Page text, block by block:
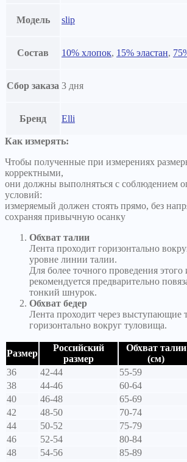
Модель slip
Состав 10% хлопок, 15% эластан,
Сбор заказа 3 дня
Бренд Elli
Как измерять:
Чтобы полученные при измерениях
корректными,
они должны выполняться с соблюдением
условий:
измеряемый должен стоять прямо, без
сохраняя привычную осанку
Обхват талии
Лента проходит горизонтально
уровне линии талии.
Для более точного проведения этого
рекомендуется предварительно
тонкий шнурок.
Обхват бедер
Лента проходит через выступающие
горизонтально вокруг туловища.
Размер
Российский
размер
Обхват талии
(см)
36
42-44 55-59
38
44-46 60-64
40
46-48 65-69
42
48-50 70-74
44
50-52 75-79
46
52-54 80-84
48
54-56 85-89